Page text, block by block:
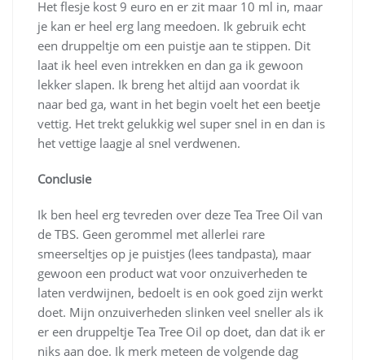
Het flesje kost 9 euro en er zit maar 10 ml in, maar
je kan er heel erg lang meedoen. Ik gebruik echt
een druppeltje om een puistje aan te stippen. Dit
laat ik heel even intrekken en dan ga ik gewoon
lekker slapen. Ik breng het altijd aan voordat ik
naar bed ga, want in het begin voelt het een beetje
vettig. Het trekt gelukkig wel super snel in en dan is
het vettige laagje al snel verdwenen.
Conclusie
Ik ben heel erg tevreden over deze Tea Tree Oil van
de TBS. Geen gerommel met allerlei rare
smeerseltjes op je puistjes (lees tandpasta), maar
gewoon een product wat voor onzuiverheden te
laten verdwijnen, bedoelt is en ook goed zijn werkt
doet. Mijn onzuiverheden slinken veel sneller als ik
er een druppeltje Tea Tree Oil op doet, dan dat ik er
niks aan doe. Ik merk meteen de volgende dag